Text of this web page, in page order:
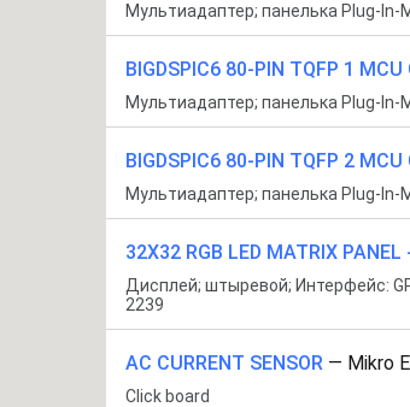
Мультиадаптер; панелька Plug-In-
BIGDSPIC6 80-PIN TQFP 1 MCU
Мультиадаптер; панелька Plug-In-
BIGDSPIC6 80-PIN TQFP 2 MCU
Мультиадаптер; панелька Plug-In-
32X32 RGB LED MATRIX
Дисплей; штыревой; Интерфейс:
2239
AC CURRENT SENSOR — Mikro
Click board